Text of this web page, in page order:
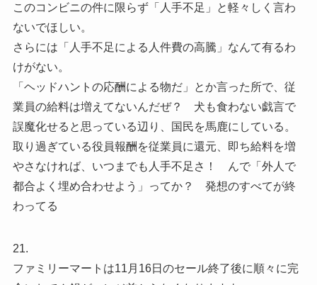
このコンビニの件に限らず「人手不足」と軽々しく言わ
ないでほしい。
さらには「人手不足による人件費の高騰」なんて有るわ
けがない。
「ヘッドハントの応酬による物だ」とか言った所で、従
業員の給料は増えてないんだぜ？ 犬も食わない戯言で
誤魔化せると思っている辺り、国民を馬鹿にしている。
取り過ぎている役員報酬を従業員に還元、即ち給料を増
やさなければ、いつまでも人手不足さ！ んで「外人で
都合よく埋め合わせよう」ってか？ 発想のすべてが終
わってる
21.
ファミリーマートは11月16日のセール終了後に順々に完